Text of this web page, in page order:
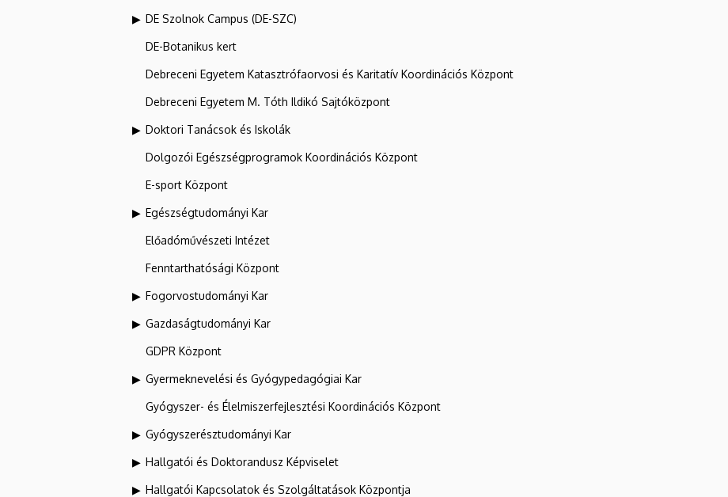
DE Szolnok Campus (DE-SZC)
DE-Botanikus kert
Debreceni Egyetem Katasztrófaorvosi és Karitatív Koordinációs Központ
Debreceni Egyetem M. Tóth Ildikó Sajtóközpont
Doktori Tanácsok és Iskolák
Dolgozói Egészségprogramok Koordinációs Központ
E-sport Központ
Egészségtudományi Kar
Előadóművészeti Intézet
Fenntarthatósági Központ
Fogorvostudományi Kar
Gazdaságtudományi Kar
GDPR Központ
Gyermeknevelési és Gyógypedagógiai Kar
Gyógyszer- és Élelmiszerfejlesztési Koordinációs Központ
Gyógyszerésztudományi Kar
Hallgatói és Doktorandusz Képviselet
Hallgatói Kapcsolatok és Szolgáltatások Központja